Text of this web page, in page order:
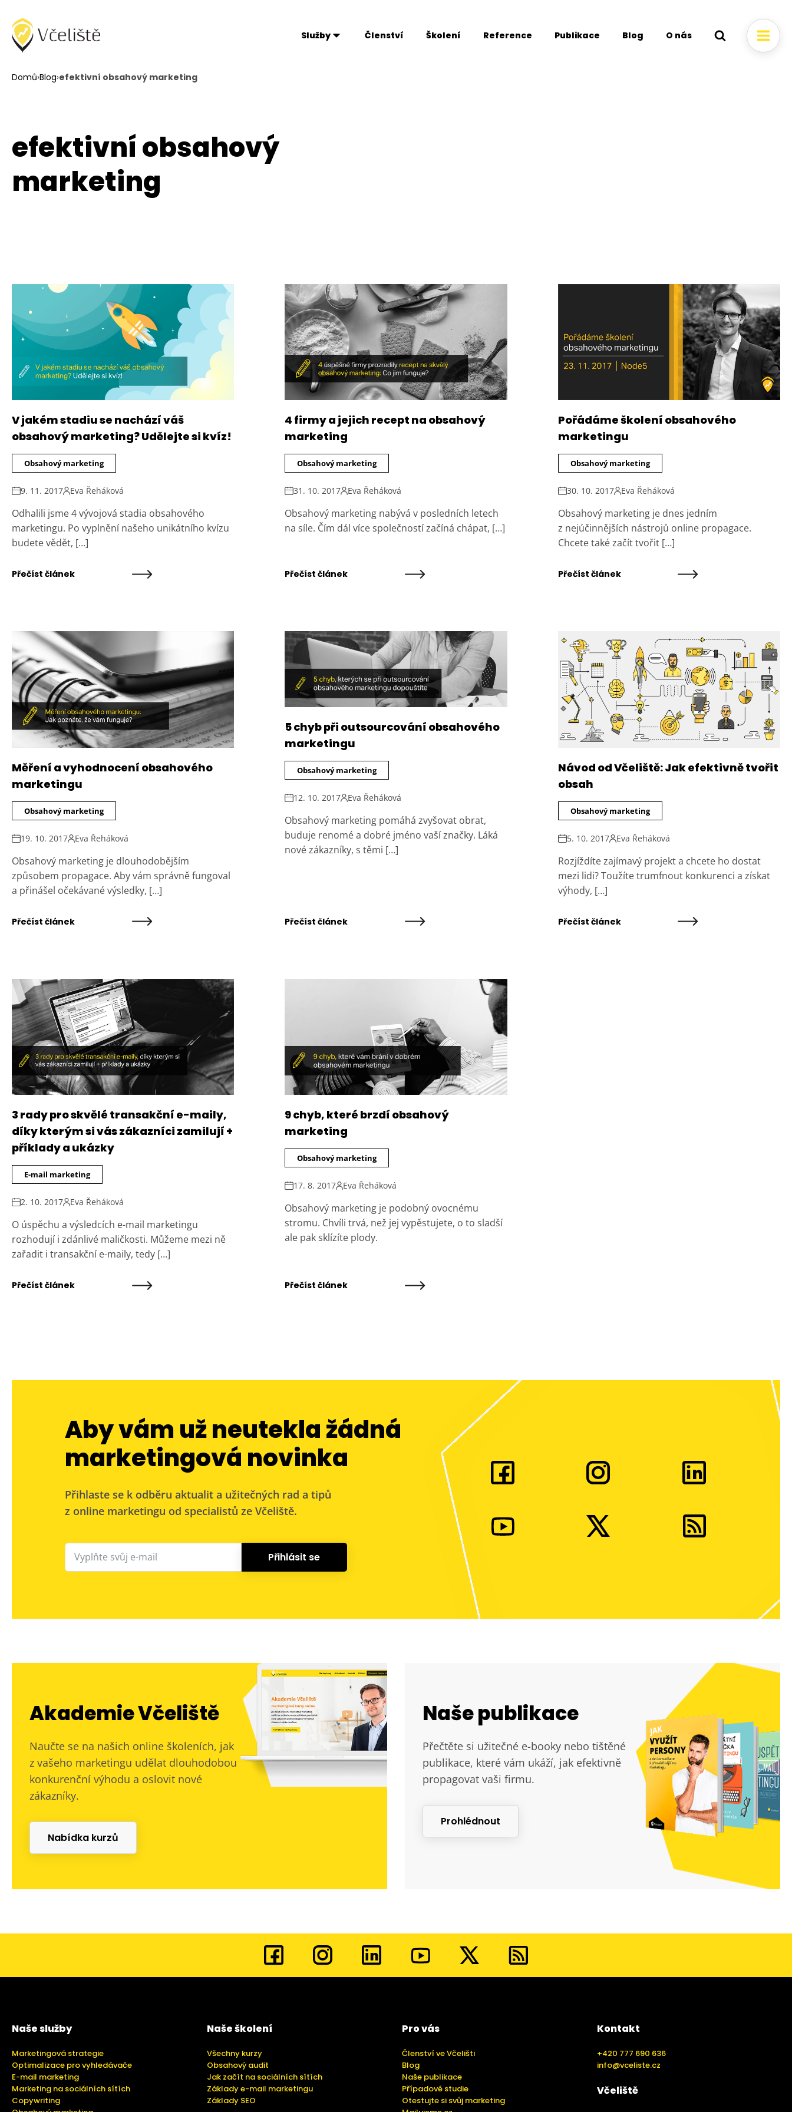
Služby Členství Školení Reference Publikace Blog O nás
Domů›Blog›efektivní obsahový marketing
efektivní obsahový
marketing
V jakém stadiu se nachází váš
obsahový marketing? Udělejte si kvíz!
Obsahový marketing
9. 11. 2017 Eva Řeháková
Odhalili jsme 4 vývojová stadia obsahového
marketingu. Po vyplnění našeho unikátního kvízu
budete vědět, […]
Přečíst článek
4 firmy a jejich recept na obsahový
marketing
Obsahový marketing
31. 10. 2017 Eva Řeháková
Obsahový marketing nabývá v posledních letech
na síle. Čím dál více společností začíná chápat, […]
Přečíst článek
Pořádáme školení obsahového
marketingu
Obsahový marketing
30. 10. 2017 Eva Řeháková
Obsahový marketing je dnes jedním
z nejúčinnějších nástrojů online propagace.
Chcete také začít tvořit […]
Přečíst článek
Měření a vyhodnocení obsahového
marketingu
Obsahový marketing
19. 10. 2017 Eva Řeháková
Obsahový marketing je dlouhodobějším
způsobem propagace. Aby vám správně fungoval
a přinášel očekávané výsledky, […]
Přečíst článek
5 chyb při outsourcování obsahového
marketingu
Obsahový marketing
12. 10. 2017 Eva Řeháková
Obsahový marketing pomáhá zvyšovat obrat,
buduje renomé a dobré jméno vaší značky. Láká
nové zákazníky, s těmi […]
Přečíst článek
Návod od Včeliště: Jak efektivně tvořit
obsah
Obsahový marketing
5. 10. 2017 Eva Řeháková
Rozjíždíte zajímavý projekt a chcete ho dostat
mezi lidi? Toužíte trumfnout konkurenci a získat
výhody, […]
Přečíst článek
3 rady pro skvělé transakční e-maily,
díky kterým si vás zákazníci zamilují +
příklady a ukázky
E-mail marketing
2. 10. 2017 Eva Řeháková
O úspěchu a výsledcích e-mail marketingu
rozhodují i zdánlivé maličkosti. Můžeme mezi ně
zařadit i transakční e-maily, tedy […]
Přečíst článek
9 chyb, které brzdí obsahový
marketing
Obsahový marketing
17. 8. 2017 Eva Řeháková
Obsahový marketing je podobný ovocnému
stromu. Chvíli trvá, než jej vypěstujete, o to sladší
ale pak sklízíte plody.
Přečíst článek
Aby vám už neutekla žádná
marketingová novinka
Přihlaste se k odběru aktualit a užitečných rad a tipů
z online marketingu od specialistů ze Včeliště.
Přihlásit se
Akademie Včeliště
Naučte se na našich online školeních, jak
z vašeho marketingu udělat dlouhodobou
konkurenční výhodu a oslovit nové
zákazníky.
Nabídka kurzů
Naše publikace
Přečtěte si užitečné e-booky nebo tištěné
publikace, které vám ukáží, jak efektivně
propagovat vaši firmu.
Prohlédnout
Naše služby
Marketingová strategie
Optimalizace pro vyhledávače
E-mail marketing
Marketing na sociálních sítích
Copywriting
Naše školení
Všechny kurzy
Obsahový audit
Jak začít na sociálních sítích
Základy e-mail marketingu
Základy SEO
Pro vás
Členství ve Včelišti
Blog
Naše publikace
Případové studie
Otestujte si svůj marketing
Kontakt
+420 777 690 636
info@vceliste.cz
Včeliště